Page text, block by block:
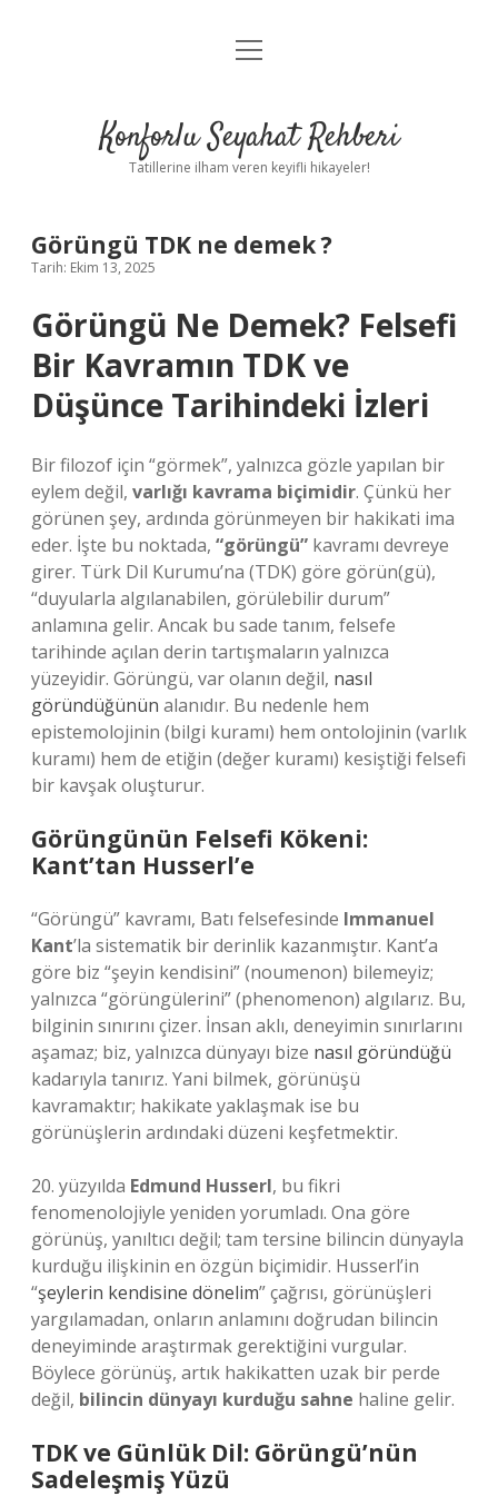
Anasayfa
Yasal Uyarı
menüyü
Konforlu Seyahat Rehberi
Tatillerine ilham veren keyifli hikayeler!
Görüngü TDK ne demek ?
Tarih: Ekim 13, 2025
Görüngü Ne Demek? Felsefi
Bir Kavramın TDK ve
Düşünce Tarihindeki İzleri
Bir filozof için “görmek”, yalnızca gözle yapılan bir
eylem değil, varlığı kavrama biçimidir. Çünkü her
görünen şey, ardında görünmeyen bir hakikati ima
eder. İşte bu noktada, “görüngü” kavramı devreye
girer. Türk Dil Kurumu’na (TDK) göre görün(gü),
“duyularla algılanabilen, görülebilir durum”
anlamına gelir. Ancak bu sade tanım, felsefe
tarihinde açılan derin tartışmaların yalnızca
yüzeyidir. Görüngü, var olanın değil, nasıl
göründüğünün alanıdır. Bu nedenle hem
epistemolojinin (bilgi kuramı) hem ontolojinin (varlık
kuramı) hem de etiğin (değer kuramı) kesiştiği felsefi
bir kavşak oluşturur.
Görüngünün Felsefi Kökeni:
Kant’tan Husserl’e
“Görüngü” kavramı, Batı felsefesinde Immanuel
Kant’la sistematik bir derinlik kazanmıştır. Kant’a
göre biz “şeyin kendisini” (noumenon) bilemeyiz;
yalnızca “görüngülerini” (phenomenon) algılarız. Bu,
bilginin sınırını çizer. İnsan aklı, deneyimin sınırlarını
aşamaz; biz, yalnızca dünyayı bize nasıl göründüğü
kadarıyla tanırız. Yani bilmek, görünüşü
kavramaktır; hakikate yaklaşmak ise bu
görünüşlerin ardındaki düzeni keşfetmektir.
20. yüzyılda Edmund Husserl, bu fikri
fenomenolojiyle yeniden yorumladı. Ona göre
görünüş, yanıltıcı değil; tam tersine bilincin dünyayla
kurduğu ilişkinin en özgün biçimidir. Husserl’in
“şeylerin kendisine dönelim” çağrısı, görünüşleri
yargılamadan, onların anlamını doğrudan bilincin
deneyiminde araştırmak gerektiğini vurgular.
Böylece görünüş, artık hakikatten uzak bir perde
değil, bilincin dünyayı kurduğu sahne haline gelir.
TDK ve Günlük Dil: Görüngü’nün
Sadeleşmiş Yüzü